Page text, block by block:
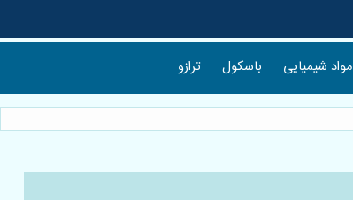
مواد شیمیایی باسکول ترازو